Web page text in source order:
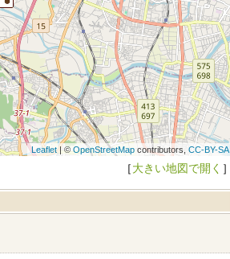
Leaflet| ©OpenStreetMapcontributors, CC-BY-SA
［大きい地図で開く ］